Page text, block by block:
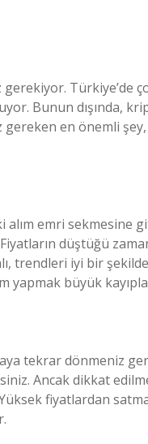
gerekiyor. Türkiye’de
Bunun dışında,
en önemli
alım emri sekmesine
düştüğü
trendleri iyi bir
yapmak büyük
tekrar dönmeniz
Ancak dikkat
fiyatlardan